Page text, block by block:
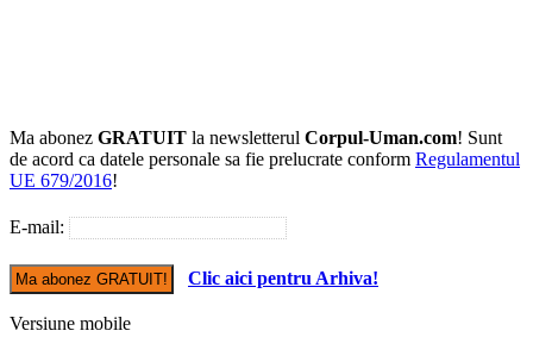
Ma abonez GRATUIT la newsletterul Corpul-Uman.com! Sunt
de acord ca datele personale sa fie prelucrate conform Regulamentul
UE 679/2016!
E-mail:
Clic aici pentru Arhiva!
Versiune mobile